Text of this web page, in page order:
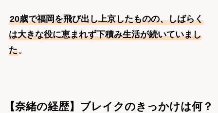
20歳で福岡を飛び出し上京したものの、しばらく
は大きな役に恵まれず下積み生活が続いていまし
た。
【奈緒の経歴】ブレイクのきっかけは何？